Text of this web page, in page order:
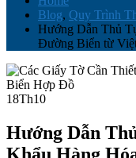
Blog, Quy Trình
Hướng Dẫn Thủ
Đường Biển từ
18Th10
Hướng Dẫn
Khẩu Hàng